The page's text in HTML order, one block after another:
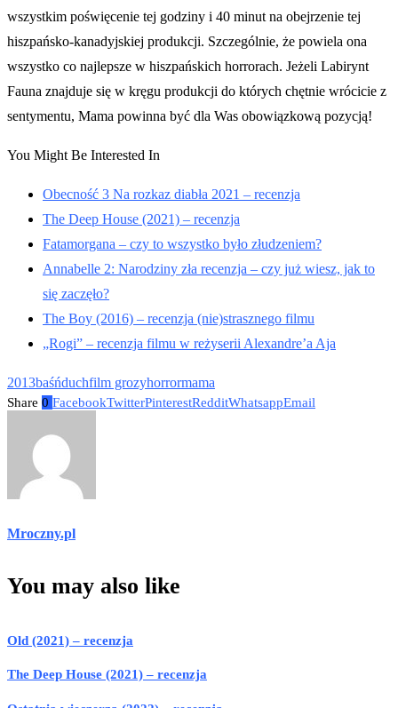
wszystkim poświęcenie tej godziny i 40 minut na obejrzenie tej
hiszpańsko-kanadyjskiej produkcji. Szczególnie, że powiela ona
wszystko co najlepsze w hiszpańskich horrorach. Jeżeli Labirynt
Fauna znajduje się w kręgu produkcji do których chętnie wrócicie z
sentymentu, Mama powinna być dla Was obowiązkową pozycją!
You Might Be Interested In
Obecność 3 Na rozkaz diabła 2021 – recenzja
The Deep House (2021) – recenzja
Fatamorgana – czy to wszystko było złudzeniem?
Annabelle 2: Narodziny zła recenzja – czy już wiesz, jak to
się zaczęło?
The Boy (2016) – recenzja (nie)strasznego filmu
„Rogi” – recenzja filmu w reżyserii Alexandre’a Aja
2013baśńduchfilm grozyhorrormama
Share 0 FacebookTwitterPinterestRedditWhatsappEmail
Mroczny.pl
You may also like
Old (2021) – recenzja
The Deep House (2021) – recenzja